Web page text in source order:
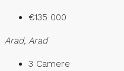
€135 000
Arad, Arad
3 Camere